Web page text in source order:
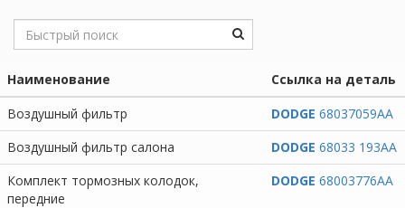
Наименование
Ссылка на деталь
Воздушный фильтр
DODGE 68037059AA
Воздушный фильтр салона
DODGE 68033 193AA
Комплект тормозных колодок,
передние
DODGE 68003776AA